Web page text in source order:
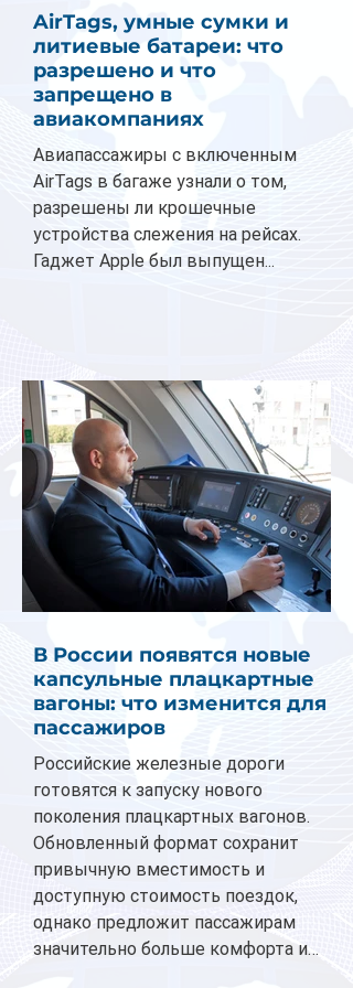
AirTags, умные сумки и
литиевые батареи: что
разрешено и что
запрещено в
авиакомпаниях
Авиапассажиры с включенным
AirTags в багаже узнали о том,
разрешены ли крошечные
устройства слежения на рейсах.
Гаджет Apple был выпущен...
В России появятся новые
капсульные плацкартные
вагоны: что изменится для
пассажиров
Российские железные дороги
готовятся к запуску нового
поколения плацкартных вагонов.
Обновленный формат сохранит
привычную вместимость и
доступную стоимость поездок,
однако предложит пассажирам
значительно больше комфорта и